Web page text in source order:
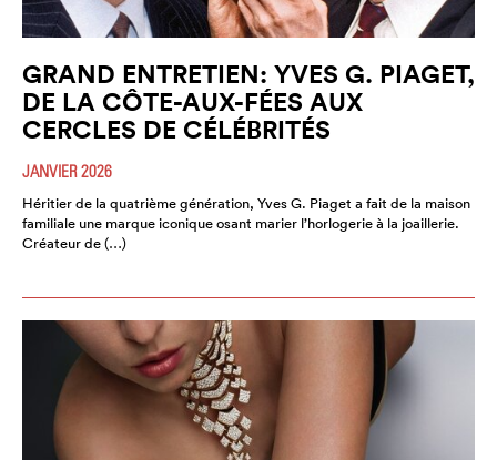
GRAND ENTRETIEN: YVES G. PIAGET,
DE LA CÔTE-AUX-FÉES AUX
CERCLES DE CÉLÉBRITÉS
JANVIER 2026
Héritier de la quatrième génération, Yves G. Piaget a fait de la maison
familiale une marque iconique osant marier l’horlogerie à la joaillerie.
Créateur de (…)